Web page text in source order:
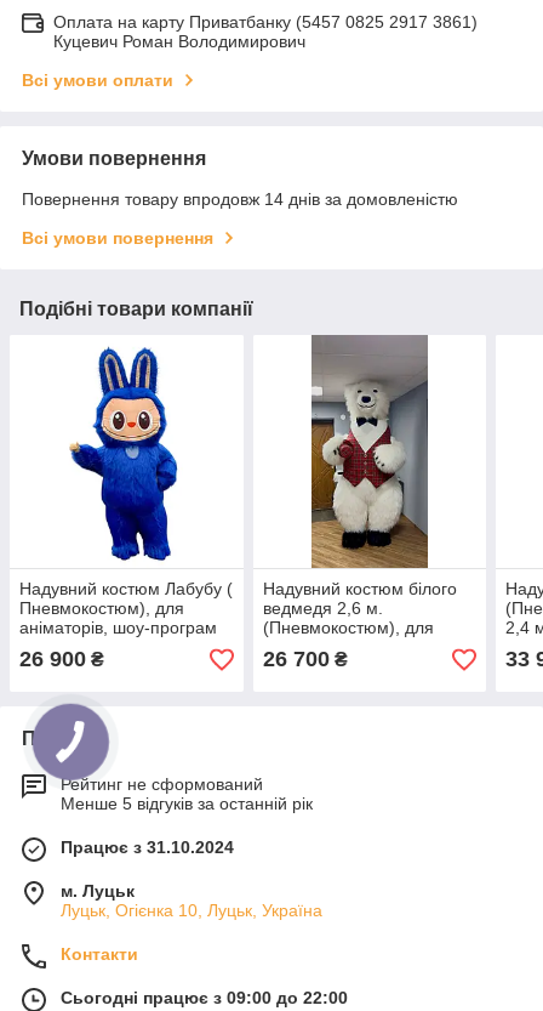
Оплата на карту Приватбанку (5457 0825 2917 3861)
Куцевич Роман Володимирович
Всі умови оплати
Умови повернення
Повернення товару впродовж 14 днів за домовленістю
Всі умови повернення
Подібні товари компанії
Надувний костюм Лабубу (
Пневмокостюм), для
аніматорів, шоу-програм
26 900 ₴
Надувний костюм білого
ведмедя 2,6 м.
(Пневмокостюм), для
аніматорів, дитячих свят,
для виступів, довга біла
26 700₴
2,4
33
Про нас
Рейтинг не сформований
Менше 5 відгуків за останній рік
Працює з 31.10.2024
м. Луцьк
Луцьк, Огієнка 10, Луцьк, Україна
Контакти
Сьогодні працює з 09:00 до 22:00